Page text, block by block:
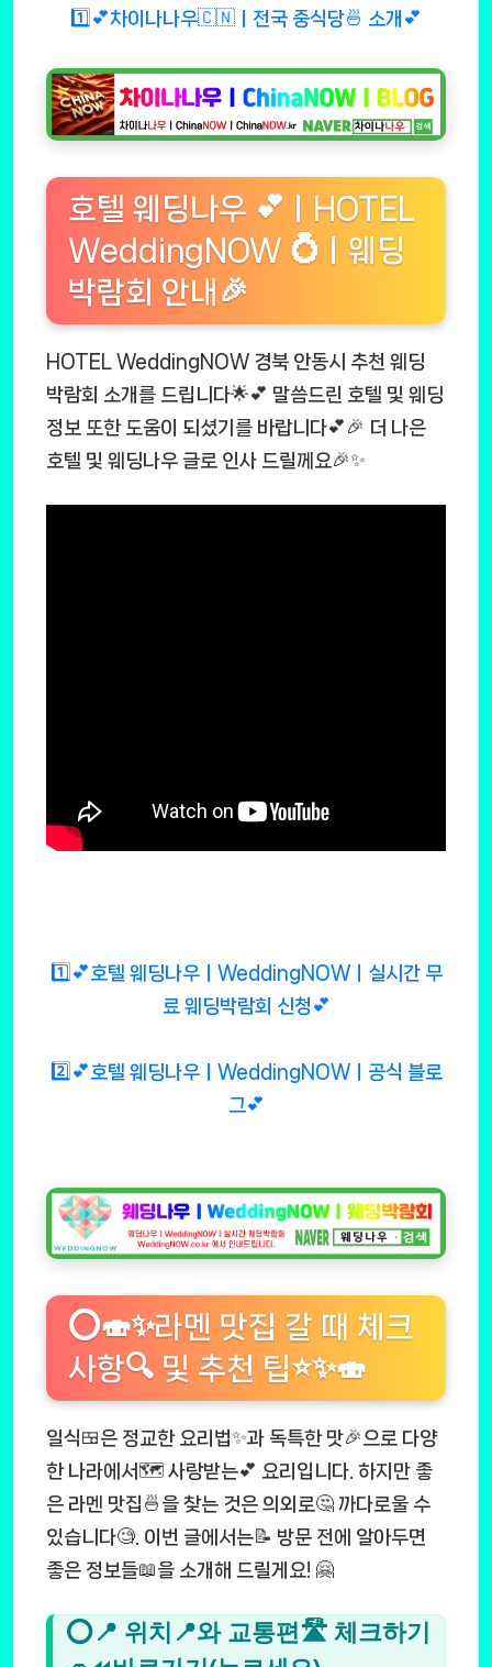
1️⃣💕차이나나우🇨🇳ㅣ전국 중식당🍜 소개💕
호텔 웨딩나우 💕ㅣHOTEL
WeddingNOW 💍ㅣ웨딩
박람회 안내🎉
HOTEL WeddingNOW 경북 안동시 추천 웨딩
박람회 소개를 드립니다🌟💕 말씀드린 호텔 및 웨딩
정보 또한 도움이 되셨기를 바랍니다💕🎉 더 나은
호텔 및 웨딩나우 글로 인사 드릴께요🎉✨
1️⃣💕호텔 웨딩나우ㅣWeddingNOWㅣ실시간 무
료 웨딩박람회 신청💕
2️⃣💕호텔 웨딩나우ㅣWeddingNOWㅣ공식 블로
그💕
⭕🍣✨라멘 맛집 갈 때 체크
사항🔍 및 추천 팁⭐✨🍣
일식🍱은 정교한 요리법✨과 독특한 맛🎉으로 다양
한 나라에서🗺️ 사랑받는💕 요리입니다. 하지만 좋
은 라멘 맛집🍜을 찾는 것은 의외로🤔 까다로울 수
있습니다🧐. 이번 글에서는📝 방문 전에 알아두면
좋은 정보들📖을 소개해 드릴게요! 🤗
⭕📍 위치📍와 교통편🛣️ 체크하기